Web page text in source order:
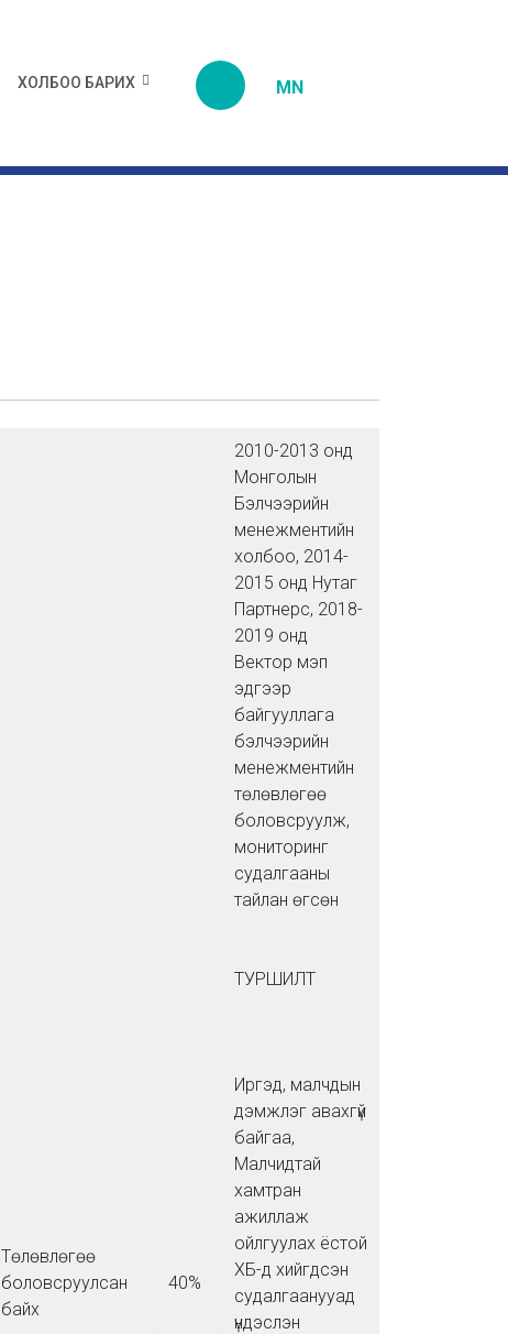
ХОЛБОО БАРИХ MN
Төлөвлөгөө
боловсруулсан
байх
40%
2010-2013 онд
Монголын
Бэлчээрийн
менежментийн
холбоо, 2014-
2015 онд Нутаг
Партнерс, 2018-
2019 онд
Вектор мэп
эдгээр
байгууллага
бэлчээрийн
менежментийн
төлөвлөгөө
боловсруулж,
мониторинг
судалгааны
тайлан өгсөн
ТУРШИЛТ
Иргэд, малчдын
дэмжлэг авахгүй
байгаа,
Малчидтай
хамтран
ажиллаж
ойлгуулах ёстой
ХБ-д хийгдсэн
судалгаанууад
үндэслэн